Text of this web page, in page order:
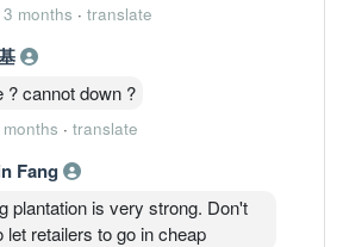
3 months · translate
? cannot down ?
· translate
Fang
plantation is very strong. Don't
let retailers to go in cheap